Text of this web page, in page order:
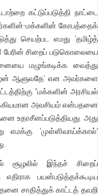
கட்டுப்படுத்தி நாட்டை
மக்களின் கோபத்தைக்
செயற்பட எமது ‘தமிழ்த்
பேரின் சிறைப் படுகொலையை
மழுங்கடிக்க வைத்து
ஆளுவதே’ என அவர்களை
“மக்களின் அரசியல்
அவசியம் என்பதனை
உதாசீனப்படுத்தியது. அது
‘முள்ளிவாய்க்கால்’
இந்தச் சிறைப்
பயன்படுத்தக்கூடிய
சாதித்துக் காட்டத் தவறி